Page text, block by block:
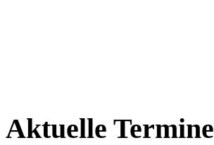
Aktuelle Termine